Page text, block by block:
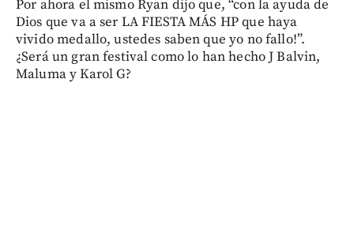
Por ahora el mismo Ryan dijo que, “con la ayuda de
Dios que va a ser LA FIESTA MÁS HP que haya
vivido medallo, ustedes saben que yo no fallo!”.
¿Será un gran festival como lo han hecho J Balvin,
Maluma y Karol G?